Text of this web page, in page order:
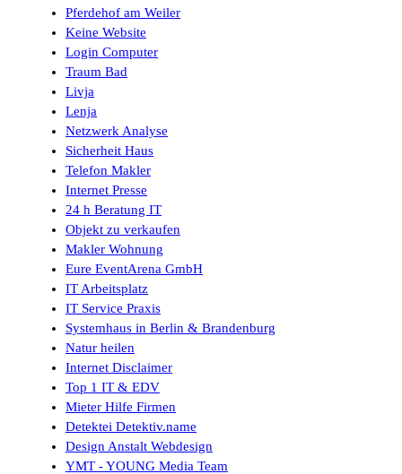
Pferdehof am Weiler
Keine Website
Login Computer
Traum Bad
Livja
Lenja
Netzwerk Analyse
Sicherheit Haus
Telefon Makler
Internet Presse
24 h Beratung IT
Objekt zu verkaufen
Makler Wohnung
Eure EventArena GmbH
IT Arbeitsplatz
IT Service Praxis
Systemhaus in Berlin & Brandenburg
Natur heilen
Internet Disclaimer
Top 1 IT & EDV
Mieter Hilfe Firmen
Detektei Detektiv.name
Design Anstalt Webdesign
YMT - YOUNG Media Team